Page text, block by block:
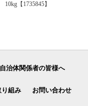
【1735845】
自治体関係者の皆様へ
り組み お問い合わせ